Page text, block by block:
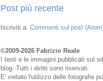
Post più recente
Iscriviti a: Commenti sul post
©2009-2026 Fabrizio Reale
I testi e le immagini pubblicati sul
blog. Tutti i diritti sono riservati.
E' vietato l'utilizzo delle fotografie